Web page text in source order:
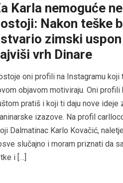
Karla nemoguće ne
Nakon teške
zimski uspon
vrh Dinare
oni profili na Instagramu koji
objavom motiviraju. Oni profili
pratiš i koji ti daju nove ideje
izazove. Na profil
Dalmatinac Karlo Kovačić,
slučajno i moram priznati da
i […]